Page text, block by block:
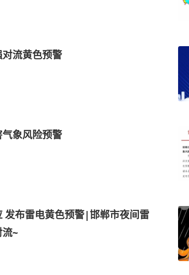
流黄色预警
象风险预警
布雷电黄色预警|邯郸市夜间雷
~